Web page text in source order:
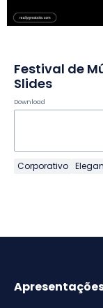
Festival de
Slides
Download
Corporativo